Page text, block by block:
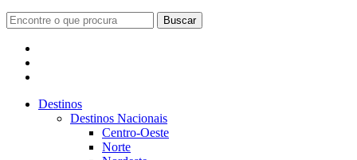
Buscar
Destinos
Destinos Nacionais
Centro-Oeste
Norte